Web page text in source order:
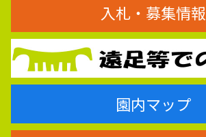
入札・募集情報
園内マップ